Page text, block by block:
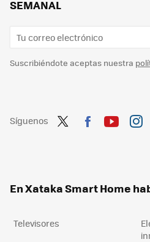
SEMANAL
Suscribiéndote aceptas nuestra
Síguenos
En Xataka Smart Home
Televisores